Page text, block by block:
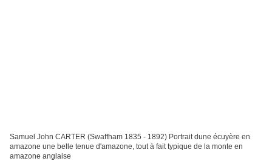
Samuel John CARTER (Swaffham 1835 - 1892) Portrait dune écuyère en
amazone une belle tenue d'amazone, tout à fait typique de la monte en
amazone anglaise